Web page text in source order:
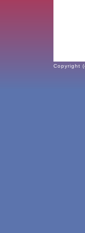
Copyright